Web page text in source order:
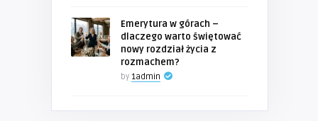
Emerytura w górach –
dlaczego warto świętować
nowy rozdział życia z
rozmachem?
by 1admin